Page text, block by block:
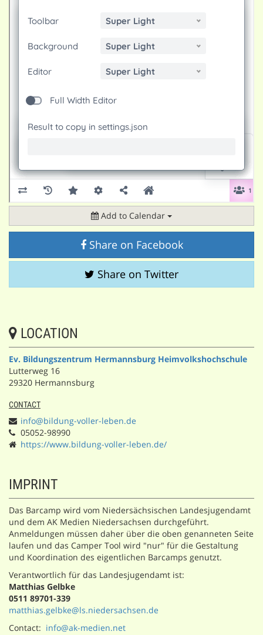
Add to Calendar
Share on Facebook
Share on Twitter
LOCATION
Ev. Bildungszentrum Hermannsburg Heimvolkshochschule
Lutterweg 16
29320 Hermannsburg
CONTACT
info@bildung-voller-leben.de
05052-98990
https://www.bildung-voller-leben.de/
IMPRINT
Das Barcamp wird vom Niedersächsischen Landesjugendamt
und dem AK Medien Niedersachsen durchgeführt.
Anmeldungen müssen daher über die oben genanneten Seite
laufen und das Camper Tool wird "nur" für die Gestaltung
und Koordination des eigentlichen Barcamps genutzt.
Verantwortlich für das Landesjugendamt ist:
Matthias Gelbke
0511 89701-339
matthias.gelbke@ls.niedersachsen.de
Contact: info@ak-medien.net